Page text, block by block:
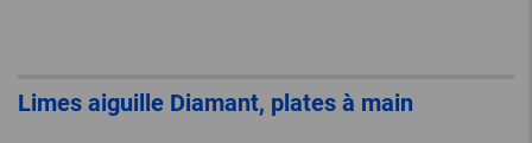
Limes aiguille Diamant, plates à main